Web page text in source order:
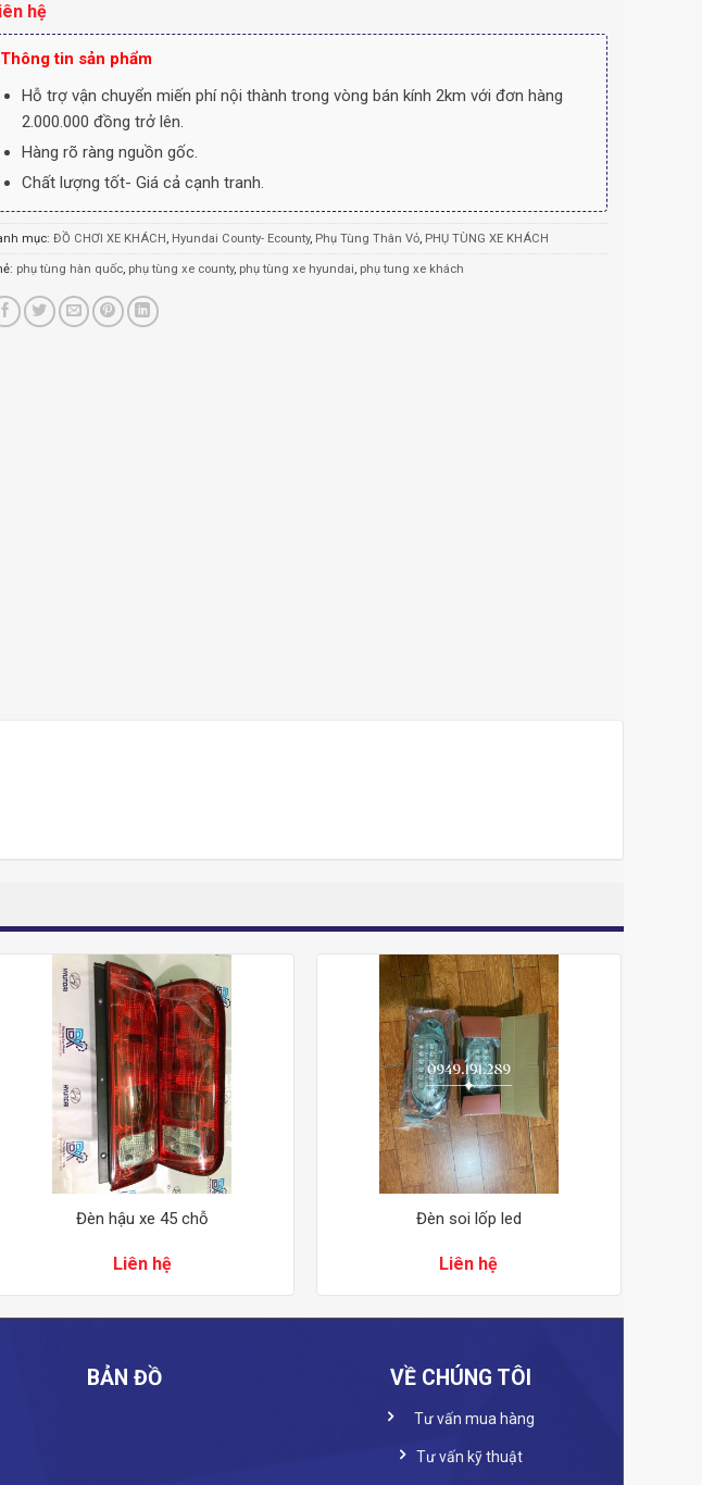
hệ
Thông tin sản phẩm
Hỗ trợ vận chuyển miến phí nội thành trong vòng bán kính 2km với đơn hàng
2.000.000 đồng trở lên.
Hàng rõ ràng nguồn gốc.
Chất lượng tốt- Giá cả cạnh tranh.
mục: ĐỒ CHƠI XE KHÁCH, Hyundai County- Ecounty, Phụ Tùng Thân Vỏ, PHỤ TÙNG XE KHÁCH
phụ tùng hàn quốc, phụ tùng xe county, phụ tùng xe hyundai, phụ tung xe khách
Đèn hậu xe 45 chỗ
Liên hệ
Đèn soi lốp led
Liên hệ
BẢN ĐỒ VỀ CHÚNG TÔI
Tư vấn mua hàng
Tư vấn kỹ thuật